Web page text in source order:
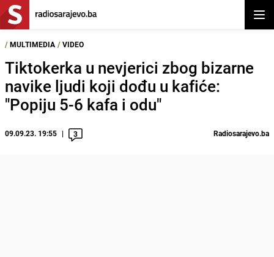
/ MULTIMEDIA / VIDEO
Tiktokerka u nevjerici zbog bizarne
navike ljudi koji dođu u kafiće:
"Popiju 5-6 kafa i odu"
09.09.23. 19:55 3 Radiosarajevo.ba